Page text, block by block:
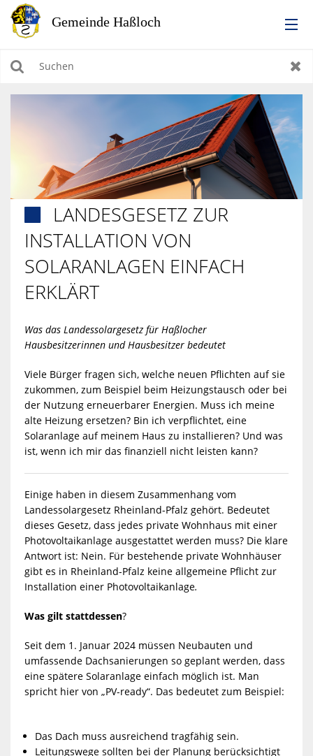
RATHAUS
BILDUNG & KULTUR
WIRTSCHAFTEN, BAUEN, WOHNEN & UMWELT
TOURISMUS
Suchen
LANDESGESETZ ZUR
INSTALLATION VON
SOLARANLAGEN EINFACH
ERKLÄRT
Was das Landessolargesetz für Haßlocher
Hausbesitzerinnen und Hausbesitzer bedeutet
Viele Bürger fragen sich, welche neuen Pflichten auf sie
zukommen, zum Beispiel beim Heizungstausch oder bei
der Nutzung erneuerbarer Energien. Muss ich meine
alte Heizung ersetzen? Bin ich verpflichtet, eine
Solaranlage auf meinem Haus zu installieren? Und was
ist, wenn ich mir das finanziell nicht leisten kann?
Einige haben in diesem Zusammenhang vom
Landessolargesetz Rheinland-Pfalz gehört. Bedeutet
dieses Gesetz, dass jedes private Wohnhaus mit einer
Photovoltaikanlage ausgestattet werden muss? Die klare
Antwort ist: Nein. Für bestehende private Wohnhäuser
gibt es in Rheinland-Pfalz keine allgemeine Pflicht zur
Installation einer Photovoltaikanlage.
Was gilt stattdessen?
Seit dem 1. Januar 2024 müssen Neubauten und
umfassende Dachsanierungen so geplant werden, dass
eine spätere Solaranlage einfach möglich ist. Man
spricht hier von „PV-ready“. Das bedeutet zum Beispiel:
Das Dach muss ausreichend tragfähig sein.
Leitungswege sollten bei der Planung berücksichtigt